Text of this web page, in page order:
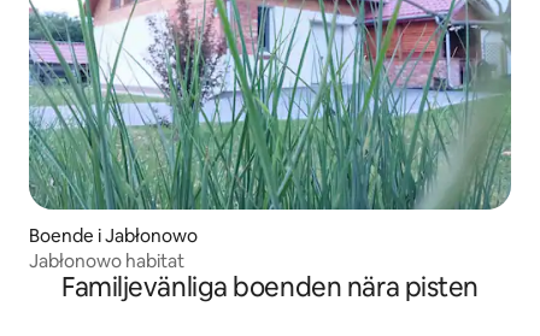
Boende i Jabłonowo
Jabłonowo habitat
Familjevänliga boenden nära pisten